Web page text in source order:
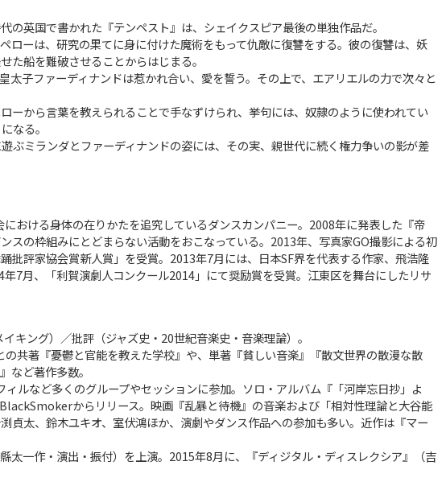
英国で書かれた『テンペスト』は、シェイクスピア最後の単独作品だ。
ローは、研究の果てに身に付けた魔術をもって仇敵に復讐をする。彼の復讐は、妖
た船を難破させることからはじまる。
子ファーディナンドは惹かれ合い、愛を誓う。その上で、エアリエルの力で次々と
から言葉を教えられることで手なずけられ、挙句には、奴隷のように使われてい
なる。
ぶミランダとファーディナンドの姿には、その実、親世代に続く権力争いの影が差
おける身体の在りかたを追究しているダンスカンパニー。2008年に発表した『帝
スの枠組みにとどまらない活動をおこなっている。2013年、写真家GO撮影による初
評家協会賞新人賞」を受賞。2013年7月には、日本SF界を代表する作家、飛浩隆
7月、「利賀演劇人コンクール2014」にて奨励賞を受賞。江東区を舞台にしたリサ
キング）／批評（ジャズ史・20世紀音楽史・音楽理論）。
共著『憂鬱と官能を教えた学校』や、単著『貧しい音楽』『散文世界の散漫な散
ど著作多数。
など多くのグループやセッションに参加。ソロ・アルバム『「河岸忘日抄」よ
からリリース。映画『乱暴と待機』の音楽および「相対性理論と大谷能
貞太、鈴木ユキオ、室伏鴻ほか、演劇やダンス作品への参加も多い。近作は『マー
一作・演出・振付）を上演。2015年8月に、『ディジタル・ディスレクシア』（吉